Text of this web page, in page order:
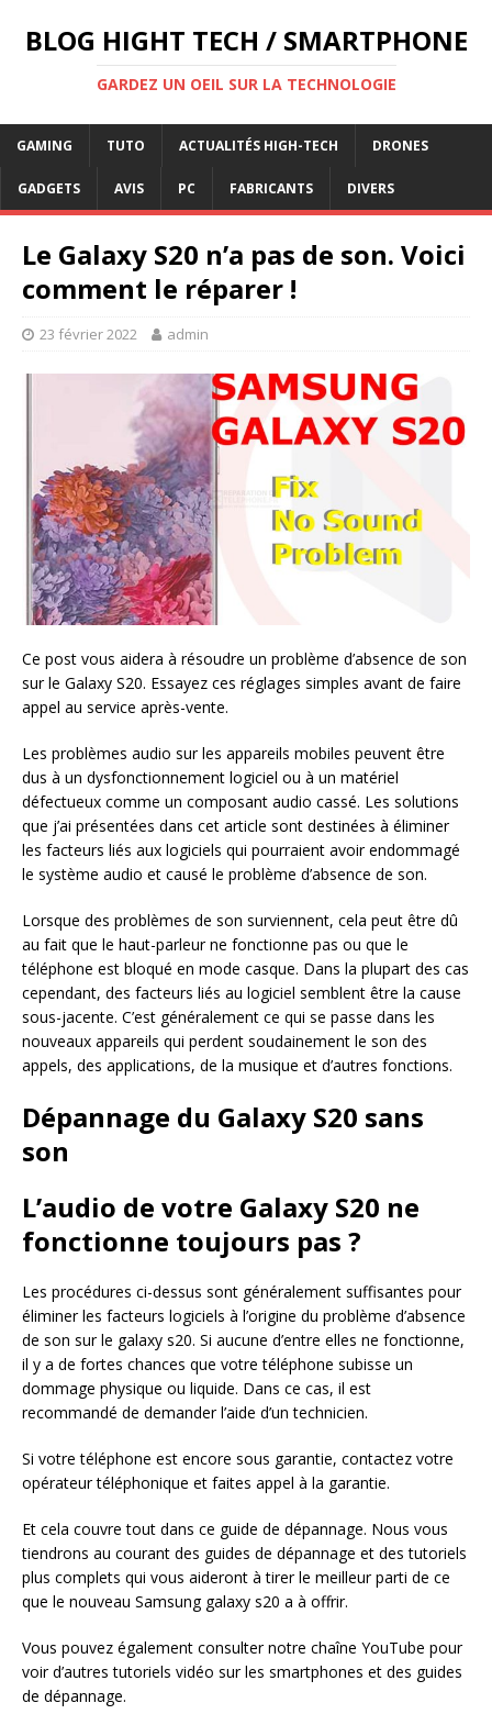
BLOG HIGHT TECH / SMARTPHONE
GARDEZ UN OEIL SUR LA TECHNOLOGIE
GAMING TUTO ACTUALITÉS HIGH-TECH DRONES
GADGETS AVIS PC FABRICANTS DIVERS
Le Galaxy S20 n’a pas de son. Voici
comment le réparer !
23 février 2022 admin
Ce post vous aidera à résoudre un problème d’absence de son
sur le Galaxy S20. Essayez ces réglages simples avant de faire
appel au service après-vente.
Les problèmes audio sur les appareils mobiles peuvent être
dus à un dysfonctionnement logiciel ou à un matériel
défectueux comme un composant audio cassé. Les solutions
que j’ai présentées dans cet article sont destinées à éliminer
les facteurs liés aux logiciels qui pourraient avoir endommagé
le système audio et causé le problème d’absence de son.
Lorsque des problèmes de son surviennent, cela peut être dû
au fait que le haut-parleur ne fonctionne pas ou que le
téléphone est bloqué en mode casque. Dans la plupart des cas
cependant, des facteurs liés au logiciel semblent être la cause
sous-jacente. C’est généralement ce qui se passe dans les
nouveaux appareils qui perdent soudainement le son des
appels, des applications, de la musique et d’autres fonctions.
Dépannage du Galaxy S20 sans
son
L’audio de votre Galaxy S20 ne
fonctionne toujours pas ?
Les procédures ci-dessus sont généralement suffisantes pour
éliminer les facteurs logiciels à l’origine du problème d’absence
de son sur le galaxy s20. Si aucune d’entre elles ne fonctionne,
il y a de fortes chances que votre téléphone subisse un
dommage physique ou liquide. Dans ce cas, il est
recommandé de demander l’aide d’un technicien.
Si votre téléphone est encore sous garantie, contactez votre
opérateur téléphonique et faites appel à la garantie.
Et cela couvre tout dans ce guide de dépannage. Nous vous
tiendrons au courant des guides de dépannage et des tutoriels
plus complets qui vous aideront à tirer le meilleur parti de ce
que le nouveau Samsung galaxy s20 a à offrir.
Vous pouvez également consulter notre chaîne YouTube pour
voir d’autres tutoriels vidéo sur les smartphones et des guides
de dépannage.